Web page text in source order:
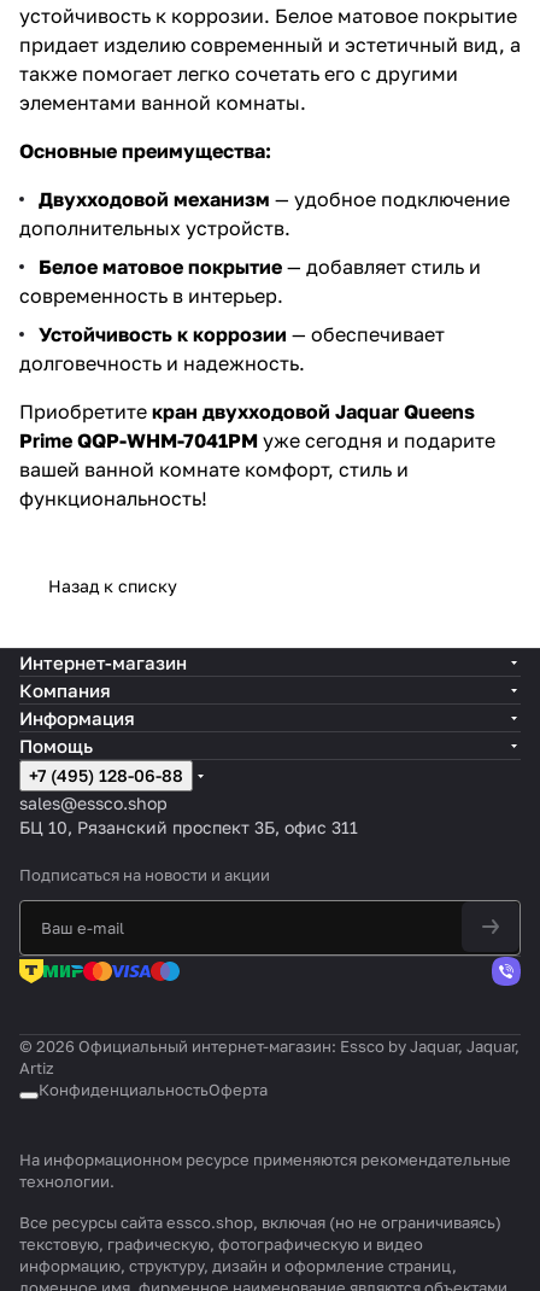
устойчивость к коррозии. Белое матовое покрытие
придает изделию современный и эстетичный вид, а
также помогает легко сочетать его с другими
элементами ванной комнаты.
Основные преимущества:
Двухходовой механизм — удобное подключение
дополнительных устройств.
Белое матовое покрытие — добавляет стиль и
современность в интерьер.
Устойчивость к коррозии — обеспечивает
долговечность и надежность.
Приобретите кран двухходовой Jaquar Queens
Prime QQP-WHM-7041PM уже сегодня и подарите
вашей ванной комнате комфорт, стиль и
функциональность!
Назад к списку
Интернет-магазин
Компания
Информация
Помощь
+7 (495) 128-06-88
sales@essco.shop
БЦ 10, Рязанский проспект 3Б, офис 311
Подписаться на новости и акции
© 2026 Официальный интернет-магазин: Essco by Jaquar, Jaquar,
Artiz
КонфиденциальностьОферта
На информационном ресурсе применяются рекомендательные
технологии.
Все ресурсы сайта essco.shop, включая (но не ограничиваясь)
текстовую, графическую, фотографическую и видео
информацию, структуру, дизайн и оформление страниц,